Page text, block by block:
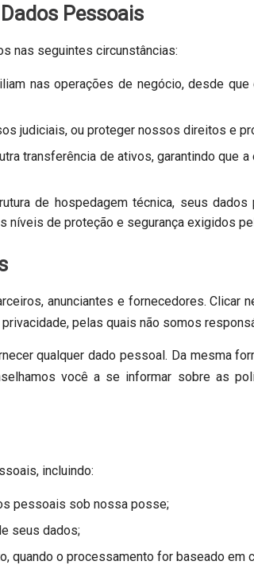
Pessoais
nas seguintes circunstâncias:
nas operações de negócio, desde
judiciais, ou proteger nossos direitos e
transferência de ativos, garantindo
de hospedagem técnica, seus
níveis de proteção e segurança exigidos
anunciantes e fornecedores.
pelas quais não somos
qualquer dado pessoal. Da mesma
você a se informar sobre as
incluindo:
pessoais sob nossa posse;
seus dados;
quando o processamento for baseado em